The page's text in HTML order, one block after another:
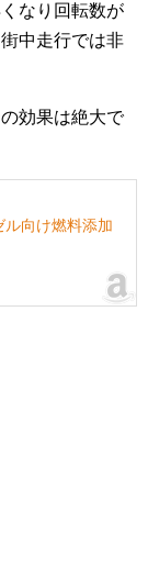
なり回転数が
中走行では非
効果は絶大で
向け燃料添加